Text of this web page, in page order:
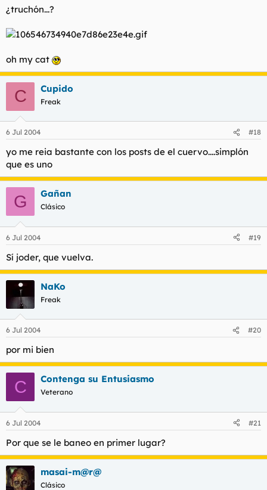
¿truchón...?
oh my cat
C Cupido
Freak
6 Jul 2004 #18
yo me reia bastante con los posts de el cuervo....simplón
que es uno
G Gañan
Clásico
6 Jul 2004 #19
Sí joder, que vuelva.
NaKo
Freak
6 Jul 2004 #20
por mi bien
C Contenga su Entusiasmo
Veterano
6 Jul 2004 #21
Por que se le baneo en primer lugar?
masai-m@r@
Clásico